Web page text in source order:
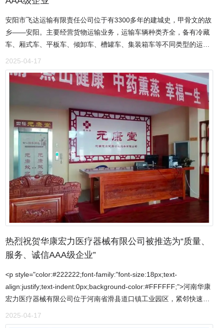
加铁素体量，减少白口。2、显著地提高切削成性、改善机械性能。
3、增加流动性、使铁水成分稳定，防止偏析现象。4、减少壁厚敏感
度，使组织致密，切削面光洁。5、增强石墨形核能力和增加石墨核
心。6、对于球墨铸铁来说，碳化硅是强力的脱氧剂，可减少球化剂
添加量，提高球化率。7、还原已生锈废料以及合金，降低铁水成
本。8、消除铁液的氧化因素，减少炉壁氧化，延长炉壁寿命30%。
9、强力的脱氧作用、净化铁水硅铁孕育剂75#72#国标质量，天规格
粒度:1-3mm、3-8mm、3-10mm。用途:炼钢铸造孕育剂脱氧剂。稀
土孕育剂。稀土元素是铸铁高效长效孕育剂的重要组元我国稀土资源
极其丰富研究和应用该类孕育剂更具现实意义。一般讲这类孕育剂具
有双重性孕育铸铁中稀土残留有一定范围(RE为03%~0.06%)。碳含当
量低时稀土加入量少，碳当量高时稀土加入量稍多另外稀土元素还和
Mn、Cu等合金元素复合从而改善铸铁组织提高力学强强度。硅钙孕
育剂。硅钙孕育剂是一种较早使用的墨化孕育剂现在常使用的是低钙
孕育剂。它比较适合低碳当量铸铁生产可消除白口、提高强度。硅碳
合金：Si-C合金是转炉用合金品种的新型合金，一般叫做硅碳合金，
也可叫做高碳硅。可代替硅铁、碳化硅、增碳剂，减少脱氧剂用量，
用于转炉冶炼脱氧合金化工艺，效果稳定，钢种化学成份、力学性能
和内控质量均优于传统工艺。特点：改善钢水质量，提高产品质量，
改善产品新能，减少合金加入量，降低炼钢成本，增加经济效益。
安阳市飞达运输有限责任公司位于有3300多年的建城史，甲骨文的故
乡——安阳。主要经营货物运输业务，运输车辆种类齐全，备有冷藏
车、厢式车、平板车、倾卸车、槽罐车、集装箱车等不同类型的运输
汽车，以及大型装卸机械，能适应社会需求，向客户提供各类货运服
务。公司的货运网络覆盖全国，并且运力雄厚，管理严谨。公司严格
按照ISO9002质量体系标准要求，进行“PDCA”式循环质量管理，全员
参与，全面透彻，相互监督，全程监控。把服务质量意识，深入到公
司的每个角落，确保高质量完成每一次运输任务。不断创立最佳服务
质量信誉，最佳企业形象的同时，超前完成了设备更新，人才培养的
工作。公司倡导实事求是的思想理念，本着以客为本、服务领先的经
营模式，以诚信为基础，以低廉的运输费为客户降低成本为宗旨，从
而真正获得老客户的信赖，也为公司的发展壮大注入了新的活力。现
公司已造就了一支精力充沛、技术娴熟、经验丰富的驾驶员队伍，和
以顾客至上为理念的资深货运管理专家及认真敬业的工作人员，阵容
强大，管理严格。公司实力雄厚，经营专业，随时以超一流的车辆，
365天全天候提供超一流的门对门货物运输、物流等超值服务。公司
拥有完整、科学的管理体系，经过长年磨砺，公司的诚信、实力和产
品质量始终如一，获得了业内广泛的认可。飞达物流卡车之家：车辆
挂靠，分期购车加入团队均享受一站式优质汽修服务，终身免费停
车，真的很方便！地址：安阳市殷都区安姚路口西一公里路南大院
2025-04-17
热烈祝贺华康宏力医疗器械有限公司被推选为“质量、
服务、诚信AAA级企业”
<p style="color:#222222;font-family:"font-size:18px;text-
align:justify;text-indent:0px;background-color:#FFFFFF;">河南华康
宏力医疗器械有限公司位于河南省滑县道口镇工业园区，紧邻快速通
医疗器械的企业。公司凭借良好的产品性能、完善的客户服务，运筹
2025-04-17